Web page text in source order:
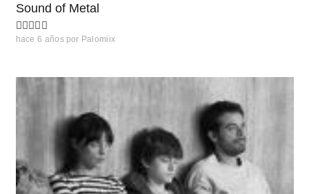
Sound of Metal
hace 6 años por Palomiix